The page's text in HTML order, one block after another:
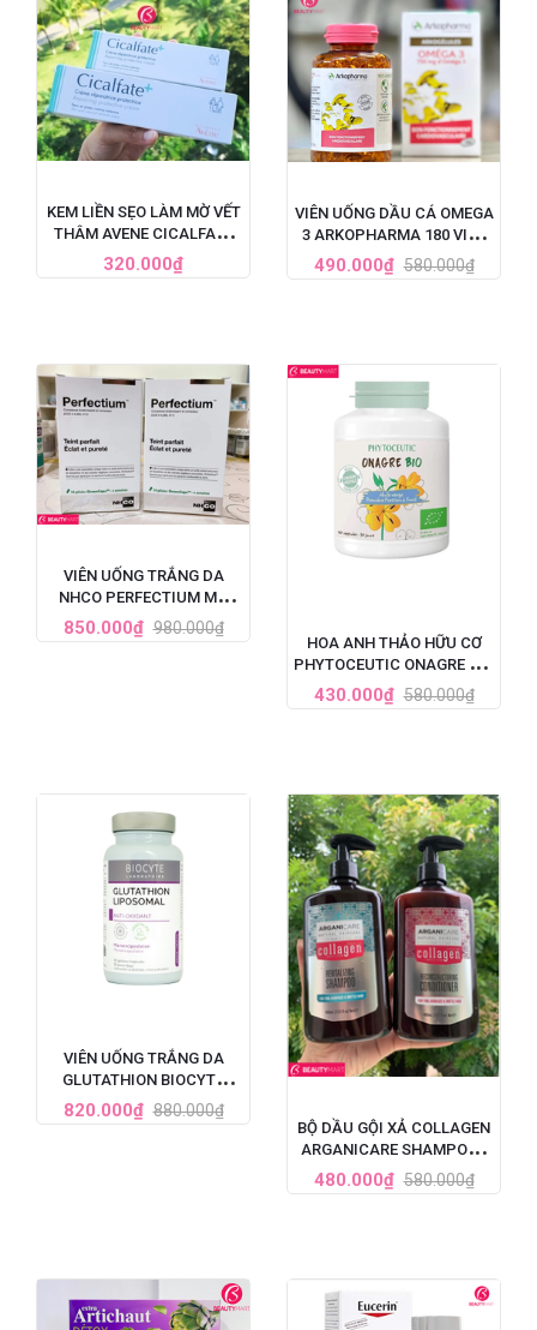
KEM LIỀN SẸO LÀM MỜ VẾT
THÂM AVENE CICALFATE
CỦA PHÁP
320.000₫
VIÊN UỐNG DẦU CÁ OMEGA
3 ARKOPHARMA 180 VIÊN
PHÁP
490.000₫ 580.000₫
VIÊN UỐNG TRẮNG DA
NHCO PERFECTIUM MỜ
THÂM, GIẢM TÀN NHANG
PHÁP HỘP 56 VIÊN
850.000₫ 980.000₫
HOA ANH THẢO HỮU CƠ
PHYTOCEUTIC ONAGRE BIO
90 VIÊN CỦA PHÁP
430.000₫ 580.000₫
VIÊN UỐNG TRẮNG DA
GLUTATHION BIOCYTE
PHÁP 30 VIÊN
820.000₫ 880.000₫
BỘ DẦU GỘI XẢ COLLAGEN
ARGANICARE SHAMPOO -
PHÁP
480.000₫ 580.000₫